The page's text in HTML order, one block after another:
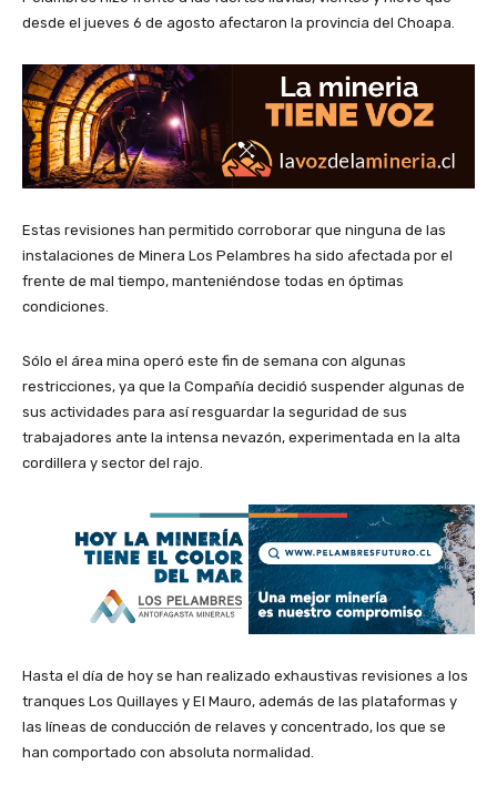
desde el jueves 6 de agosto afectaron la provincia del Choapa.
Estas revisiones han permitido corroborar que ninguna de las
instalaciones de Minera Los Pelambres ha sido afectada por el
frente de mal tiempo, manteniéndose todas en óptimas
condiciones.
Sólo el área mina operó este fin de semana con algunas
restricciones, ya que la Compañía decidió suspender algunas de
sus actividades para así resguardar la seguridad de sus
trabajadores ante la intensa nevazón, experimentada en la alta
cordillera y sector del rajo.
Hasta el día de hoy se han realizado exhaustivas revisiones a los
tranques Los Quillayes y El Mauro, además de las plataformas y
las líneas de conducción de relaves y concentrado, los que se
han comportado con absoluta normalidad.